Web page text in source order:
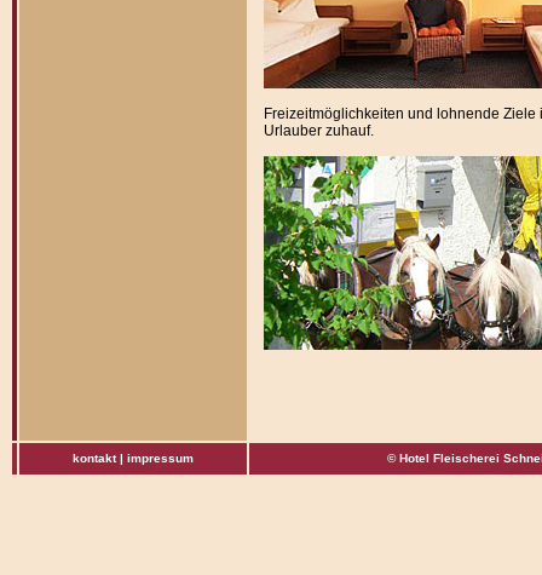
Freizeitmöglichkeiten und lohnende
Urlauber zuhauf.
kontakt | impressum © Hotel Fleischerei